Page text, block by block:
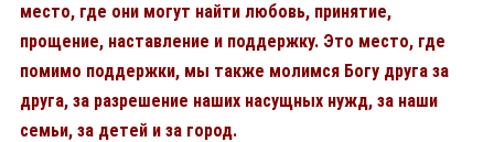
место, где они могут найти любовь, принятие,
прощение, наставление и поддержку. Это место, где
помимо поддержки, мы также молимся Богу друга за
друга, за разрешение наших насущных нужд, за наши
семьи, за детей и за город.